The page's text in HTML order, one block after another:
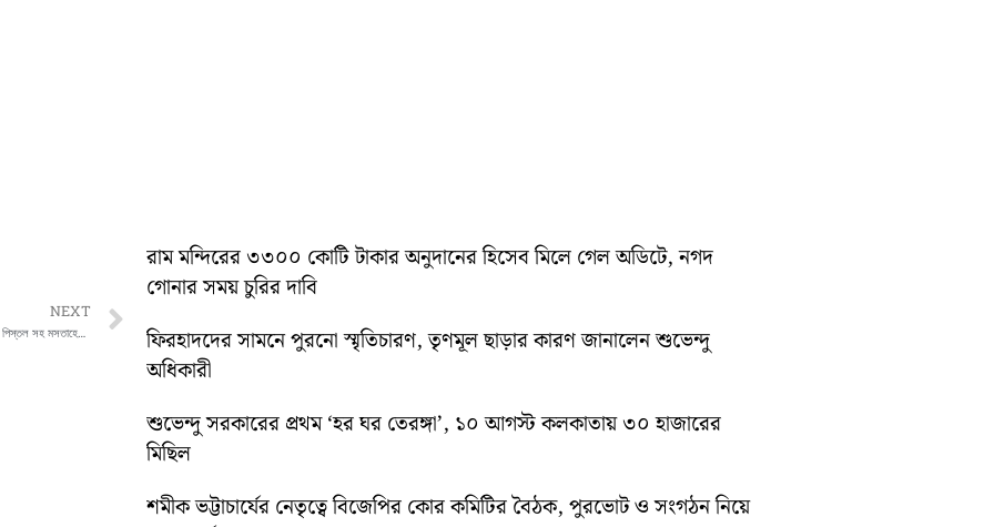
NEXT
মুর্শিদাবাদের সুতি থানার চাঁদের মোড় এলাকা থেকে পিস্তল সহ মসতাহেরুল ইসলাম নামে এক ব্যাক্তিকে গ্রেপ্তার করে পুলিশ Next
রাম মন্দিরের ৩৩০০ কোটি টাকার অনুদানের হিসেব মিলে গেল অডিটে, নগদ
গোনার সময় চুরির দাবি
ফিরহাদদের সামনে পুরনো স্মৃতিচারণ, তৃণমূল ছাড়ার কারণ জানালেন শুভেন্দু
অধিকারী
শুভেন্দু সরকারের প্রথম ‘হর ঘর তেরঙ্গা’, ১০ আগস্ট কলকাতায় ৩০ হাজারের
মিছিল
শমীক ভট্টাচার্যের নেতৃত্বে বিজেপির কোর কমিটির বৈঠক, পুরভোট ও সংগঠন নিয়ে